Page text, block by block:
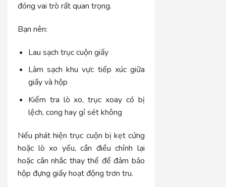
đóng vai trò rất quan trọng.
Bạn nên:
Lau sạch trục cuộn giấy
Làm sạch khu vực tiếp xúc giữa
giấy và hộp
Kiểm tra lò xo, trục xoay có bị
lệch, cong hay gỉ sét không
Nếu phát hiện trục cuộn bị kẹt cứng
hoặc lò xo yếu, cần điều chỉnh lại
hoặc cân nhắc thay thế để đảm bảo
hộp đựng giấy hoạt động trơn tru.